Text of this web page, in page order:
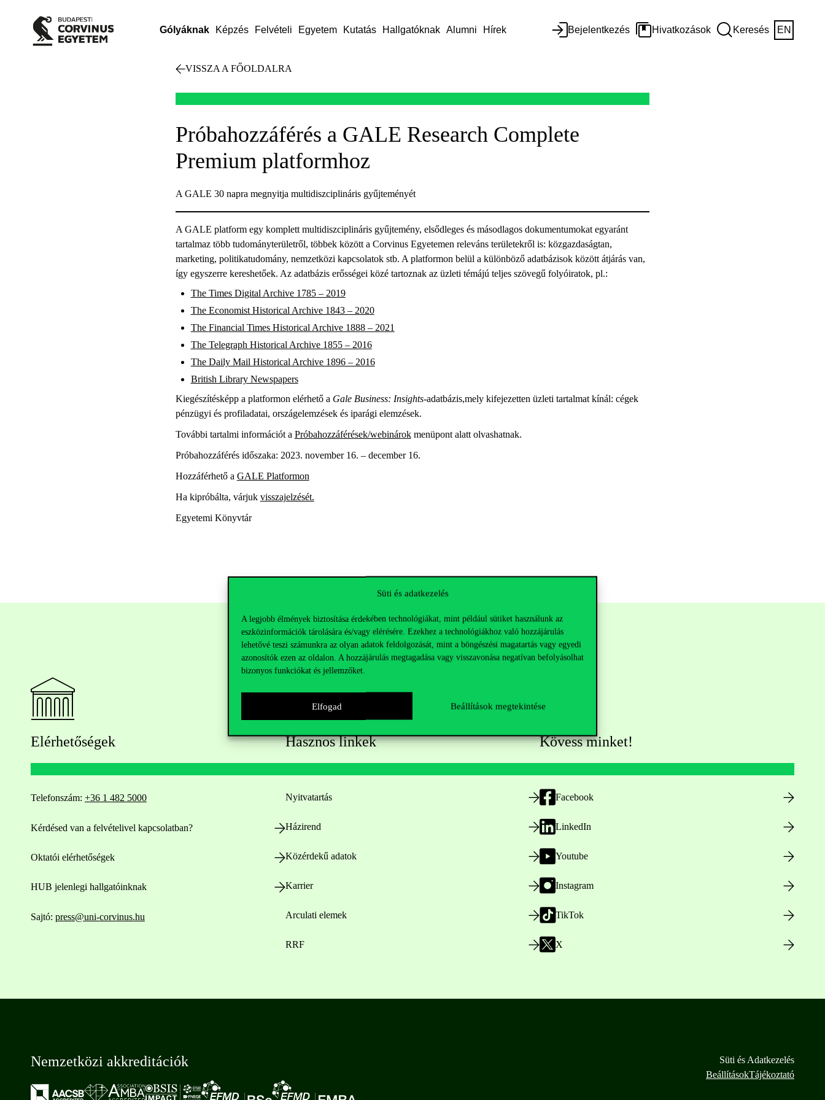
Süti és adatkezelés
A legjobb élmények biztosítása érdekében technológiákat, mint például sütiket használunk az
eszközinformációk tárolására és/vagy elérésére. Ezekhez a technológiákhoz való hozzájárulás
lehetővé teszi számunkra az olyan adatok feldolgozását, mint a böngészési magatartás vagy egyedi
azonosítók ezen az oldalon. A hozzájárulás megtagadása vagy visszavonása negatívan befolyásolhat
bizonyos funkciókat és jellemzőket.
Elfogad Beállítások megtekintése
Gólyáknak Képzés Felvételi Egyetem Kutatás Hallgatóknak Alumni Hírek Bejelentkezés Hivatkozások Keresés EN
VISSZA A FŐOLDALRA
Próbahozzáférés a GALE Research Complete
Premium platformhoz
A GALE 30 napra megnyitja multidiszciplináris gyűjteményét
A GALE platform egy komplett multidiszciplináris gyűjtemény, elsődleges és másodlagos dokumentumokat egyaránt
tartalmaz több tudományterületről, többek között a Corvinus Egyetemen releváns területekről is: közgazdaságtan,
marketing, politikatudomány, nemzetközi kapcsolatok stb. A platformon belül a különböző adatbázisok között átjárás van,
így egyszerre kereshetőek. Az adatbázis erősségei közé tartoznak az üzleti témájú teljes szövegű folyóiratok, pl.:
The Times Digital Archive 1785 – 2019
The Economist Historical Archive 1843 – 2020
The Financial Times Historical Archive 1888 – 2021
The Telegraph Historical Archive 1855 – 2016
The Daily Mail Historical Archive 1896 – 2016
British Library Newspapers
Kiegészítésképp a platformon elérhető a Gale Business: Insights-adatbázis,mely kifejezetten üzleti tartalmat kínál: cégek
pénzügyi és profiladatai, országelemzések és iparági elemzések.
További tartalmi információt a Próbahozzáférések/webinárokmenüpont alatt olvashatnak.
Próbahozzáférés időszaka: 2023. november 16. – december 16.
Hozzáférhető a GALE Platformon
Ha kipróbálta, várjuk visszajelzését.
Egyetemi Könyvtár
Elérhetőségek
Telefonszám: +36 1 482 5000
Kérdésed van a felvételivel kapcsolatban?
Oktatói elérhetőségek
HUB jelenlegi hallgatóinknak
Sajtó: press@uni-corvinus.hu
Hasznos linkek
Nyitvatartás
Házirend
Közérdekű adatok
Karrier
Arculati elemek
RRF
Kövess minket!
Facebook
LinkedIn
Youtube
Instagram
TikTok
X
Nemzetközi akkreditációk
Süti és Adatkezelés
BeállításokTájékoztató